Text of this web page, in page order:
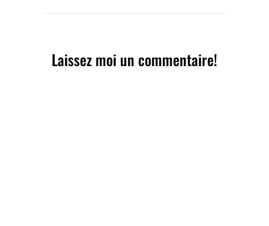
Laissez moi un commentaire!